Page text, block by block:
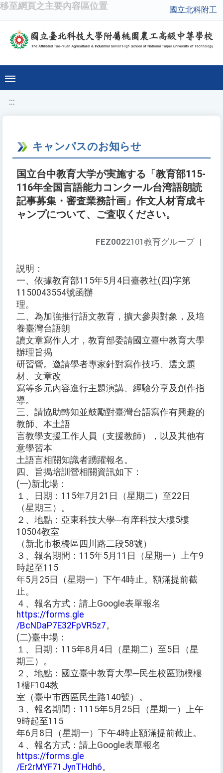
移至網頁之主要內容區位置 國立北科附工
:::
キャンパスのお知らせ
国立台中教育大学が実施する「教育部115-
116年全国言語能力コンクール台湾語朗読
記事募集・審査業務計画」作文人材育成キ
ャンプについて、ご査収ください。
FEZ0022101教育グループ |
説明：
一、依據教育部115年5月4日臺教社(四)字第
1150043554號函辦
理。
二、為加強推行語文教育，擴大參與對象，及培
養臺灣台語朗
讀文章寫作人才，教育部委請國立臺中教育大學
辦理旨揭
研習營。邀請學者專家針對寫作技巧、選文題
材、文章改
寫等多元內容進行主題演講、經驗分享及創作指
導。
三、請協助轉知並鼓勵對臺灣台語寫作有興趣的
教師、本土語
言教學支援工作人員（支援教師），以及其他有
意學習本
土語言相關知識者踴躍報名。
四、旨揭培訓營相關資訊如下：
(一)新北場：
１、日期：115年7月21日（星期二）至22日
（星期三）。
２、地點：亞東科技大學─有庠科技大樓5樓
10504教室
（新北市板橋區四川路二段58號）
３、報名期間：115年5月11日（星期一）上午9
時起至115
年5月25日（星期一）下午4時止。額滿提前截
止。
４、報名方式：請上Google表單報名
https://forms.gle
/BcNDaP7E32FpVR5z7。
(二)臺中場：
１、日期：115年8月4日（星期二）至5日（星
期三）。
２、地點：國立臺中教育大學─民生校區勤樸樓
1樓F104教
室（臺中市西區民生路140號）。
３、報名期間：1115年5月25日（星期一）上午
9時起至115
年6月8日（星期一）下午4時止額滿提前截止。
４、報名方式：請上Google表單報名
https://forms.gle
/Er2rMYF71JynTHdh6。